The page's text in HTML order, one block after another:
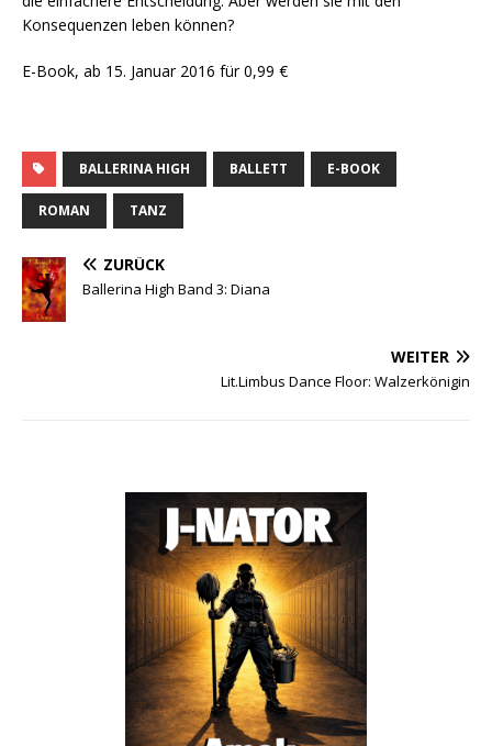
Konsequenzen leben können?
E-Book, ab 15. Januar 2016 für 0,99 €
BALLERINA HIGH BALLETT E-BOOK
ROMAN TANZ
ZURÜCK
Ballerina High Band 3: Diana
WEITER
Lit.Limbus Dance Floor: Walzerkönigin